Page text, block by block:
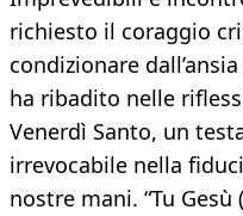
richiesto il coraggio
condizionare
ha ribadito nelle
Venerdì Santo, un
irrevocabile nella
nostre mani. “Tu